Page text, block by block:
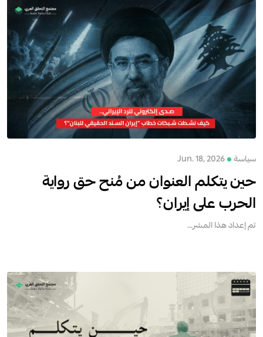
سياسة Jun. 18, 2026
حين يتكلم العنوان من مُنح حق رواية
الحرب على إيران؟
تم إعداد هذا المشر...